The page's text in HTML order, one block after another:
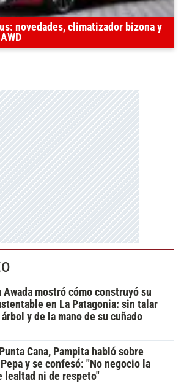
novedades, climatizador bizona y
Awada mostró cómo construyó su
en La Patagonia: sin talar
y de la mano de su cuñado
Cana, Pampita habló sobre
y se confesó: "No negocio la
lealtad ni de respeto"